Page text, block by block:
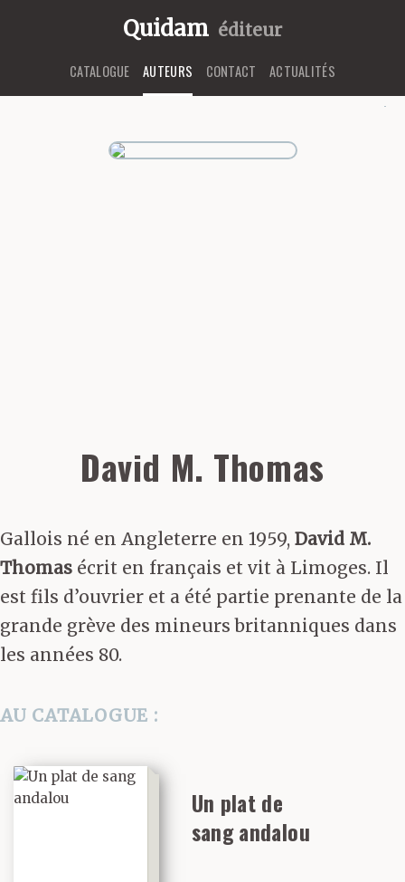
Quidam éditeur
CATALOGUE AUTEURS CONTACT ACTUALITÉS
David M. Thomas
Gallois né en Angleterre en 1959, David M.
Thomas écrit en français et vit à Limoges. Il
est fils d’ouvrier et a été partie prenante de la
grande grève des mineurs britanniques dans
les années 80.
AU CATALOGUE :
Un plat de
sang andalou